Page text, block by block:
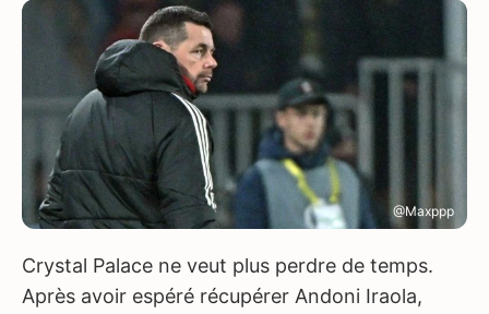
@Maxppp
Crystal Palace ne veut plus perdre de temps.
Après avoir espéré récupérer Andoni Iraola,